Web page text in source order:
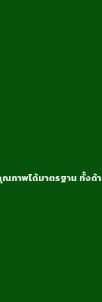
ภาพได้มาตรฐาน ทั้งด้